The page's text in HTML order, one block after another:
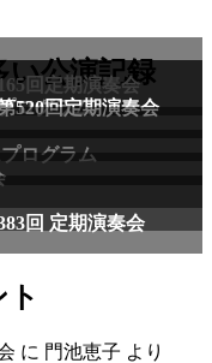
い公演記録
回定期演奏会
ログラム
520回定期演奏会
ログラム
回 定期演奏会
に 門池恵子 より